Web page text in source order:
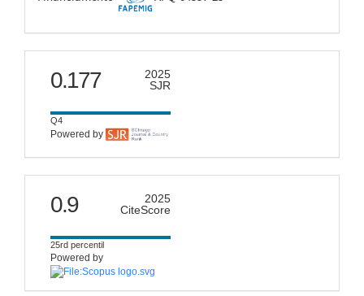
scimago
0.177
2025
SJR
Q4
Powered by
citescore
0.9
2025
CiteScore
25rd percentil
Powered by